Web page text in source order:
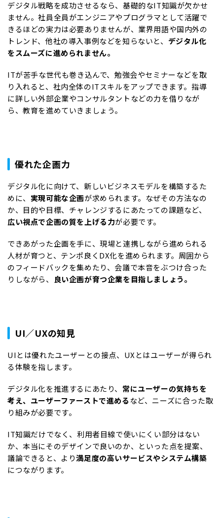
デジタル戦略を成功させるなら、基礎的なIT知識が欠かせ
ません。社員全員がエンジニアやプログラマとして活躍で
きるほどの実力は必要ありませんが、業界用語や国内外の
トレンド、他社の導入事例などを知らないと、 デジタル化
をスムーズに進められません。
ITが苦手な世代も巻き込んで、勉強会やセミナーなどを取
り入れると、社内全体のITスキルをアップできます。指導
に詳しい外部企業やコンサルタントなどの力を借りなが
ら、教育を進めていきましょう。
優れた企画力
デジタル化に向けて、新しいビジネスモデルを構築するた
めに、 実現可能な企画が求められます。なぜその方法なの
か、目的や目標、チャレンジするにあたっての課題など、
広い視点で企画の質を上げる力が必要です。
できあがった企画を手に、現場と連携しながら進められる
人材が育つと、テンポ良くDX化を進められます。周囲から
のフィードバックを集めたり、会議で本音をぶつけ合った
りしながら、
良い企画が育つ企業を目指しましょう。
UI／UXの知見
UIとは優れたユーザーとの接点、UXとはユーザーが得られ
る体験を指します。
デジタル化を推進するにあたり、 常にユーザーの気持ちを
考え、ユーザーファーストで進める など、ニーズに合った取
り組みが必要です。
IT知識だけでなく、利用者目線で使いにくい部分はない
か、本当にそのデザインで良いのか、といった点を提案、
議論できると、より満足度の高いサービスやシステム構築
につながります。